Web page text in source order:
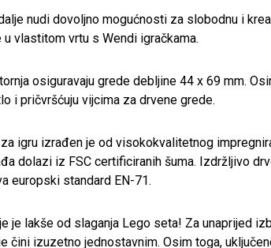
nudi dovoljno mogućnosti za slobodnu i
u vlastitom vrtu s Wendi igračkama.
osiguravaju grede debljine 44 x 69 mm.
i pričvršćuju vijcima za drvene grede.
za igru izrađen je od visokokvalitetnog
dolazi iz FSC certificiranih šuma. Izdržljivo
europski standard EN-71.
je lakše od slaganja Lego seta! Za unaprijed
čini izuzetno jednostavnim. Osim toga,